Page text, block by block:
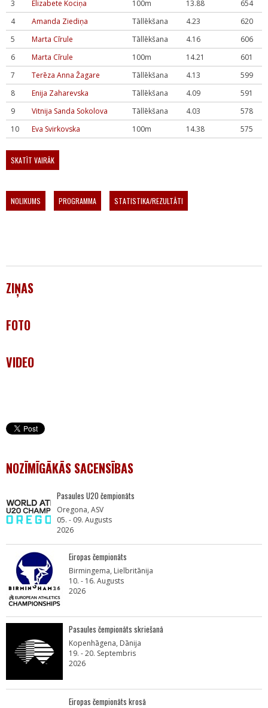
3
Elizabete Kociņa 100m 13.88
654
4
Amanda Ziediņa Tāllēkšana 4.23
620
5
Marta Cīrule Tāllēkšana 4.16
606
6
Marta Cīrule 100m 14.21
601
7
Terēza Anna Žagare Tāllēkšana 4.13
599
8
Enija Zaharevska Tāllēkšana 4.09
591
9
Vitnija Sanda Sokolova Tāllēkšana 4.03
578
10
Eva Svirkovska 100m 14.38 575
SKATĪT VAIRĀK
NOLIKUMS PROGRAMMA STATISTIKA/REZULTĀTI
ZIŅAS
FOTO
VIDEO
NOZĪMĪGĀKĀS SACENSĪBAS
Pasaules U20 čempionāts
Oregona, ASV
05. - 09. Augusts
2026
Eiropas čempionāts
Birmingema, Lielbritānija
10. - 16. Augusts
2026
Pasaules čempionāts skriešanā
Kopenhāgena, Dānija
19. - 20. Septembris
2026
Eiropas čempionāts krosā